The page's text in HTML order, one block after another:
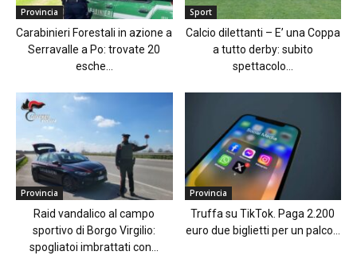
Provincia
Carabinieri Forestali in azione a
Serravalle a Po: trovate 20
esche...
Sport
Calcio dilettanti – E’ una Coppa
a tutto derby: subito
spettacolo...
Provincia
Raid vandalico al campo
sportivo di Borgo Virgilio:
spogliatoi imbrattati con...
Provincia
Truffa su TikTok. Paga 2.200
euro due biglietti per un palco...